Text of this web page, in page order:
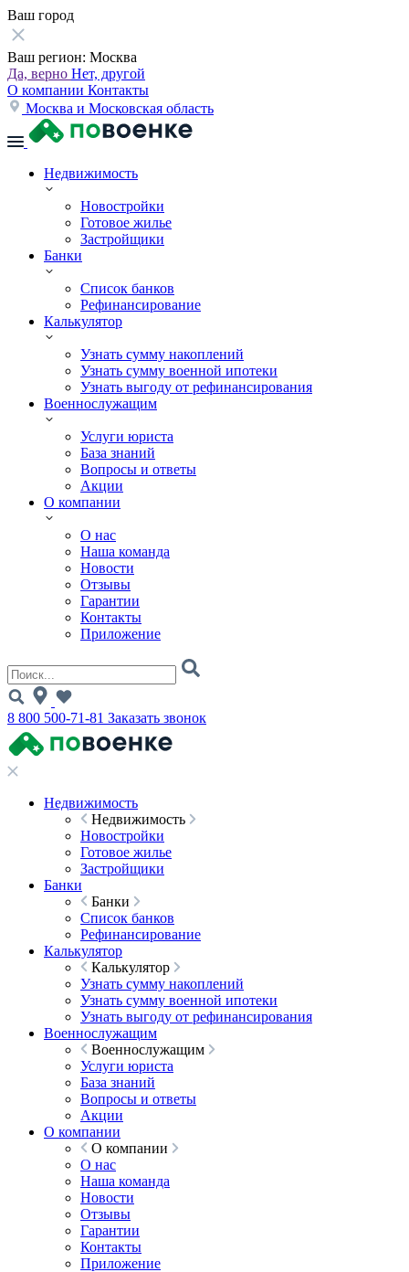
Ваш город
Ваш регион: Москва
Да, верно Нет, другой
О компании Контакты
Москва и Московская область
Недвижимость
Новостройки
Готовое жилье
Застройщики
Банки
Список банков
Рефинансирование
Калькулятор
Узнать сумму накоплений
Узнать сумму военной ипотеки
Узнать выгоду от рефинансирования
Военнослужащим
Услуги юриста
База знаний
Вопросы и ответы
Акции
О компании
О нас
Наша команда
Новости
Отзывы
Гарантии
Контакты
Приложение
8 800 500-71-81 Заказать звонок
Недвижимость
Недвижимость
Новостройки
Готовое жилье
Застройщики
Банки
Банки
Список банков
Рефинансирование
Калькулятор
Калькулятор
Узнать сумму накоплений
Узнать сумму военной ипотеки
Узнать выгоду от рефинансирования
Военнослужащим
Военнослужащим
Услуги юриста
База знаний
Вопросы и ответы
Акции
О компании
О компании
О нас
Наша команда
Новости
Отзывы
Гарантии
Контакты
Приложение